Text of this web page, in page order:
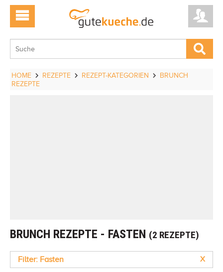
HOME REZEPTE REZEPT-KATEGORIEN
BRUNCH
REZEPTE
BRUNCH REZEPTE - FASTEN (2 REZEPTE)
Filter: Fasten X